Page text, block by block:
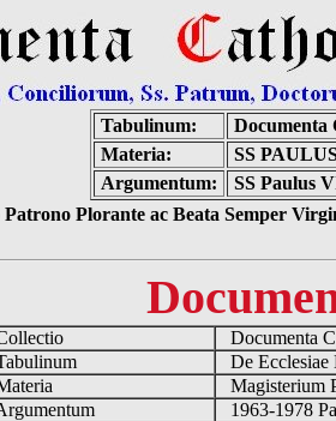
Tabulinum:
Documenta
Materia:
SS
Argumentum:
SS Paulus
Plorante ac Beata Semper
Documenta
De
Magisterium
1963-1978